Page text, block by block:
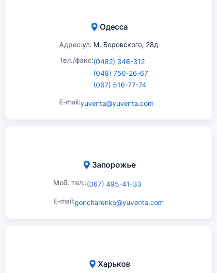
Одесса
Адрес:ул. М. Боровского, 28д
Тел./факс:(0482) 346-312
(048) 750-26-67
(067) 516-77-74
E-mail:yuventa@yuventa.com
Запорожье
Моб. тел.:(067) 495-41-33
E-mail:goncharenko@yuventa.com
Харьков